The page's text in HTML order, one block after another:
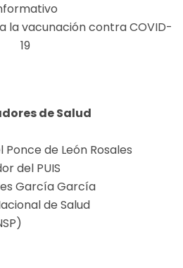
la vacunación contra COVID-
19
de Salud
Ponce de León Rosales
del PUIS
García García
de Salud